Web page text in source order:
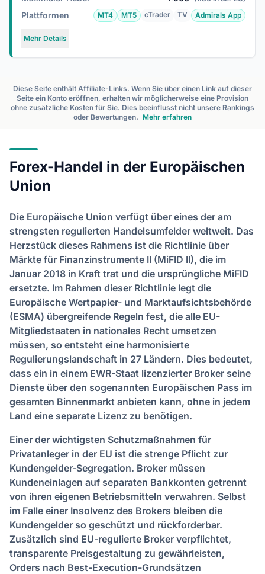
Plattformen MT4 MT5 cTrader TV Admirals App
Mehr Details
Diese Seite enthält Affiliate-Links. Wenn Sie über einen Link auf dieser
Seite ein Konto eröffnen, erhalten wir möglicherweise eine Provision
ohne zusätzliche Kosten für Sie. Dies beeinflusst nicht unsere Rankings
oder Bewertungen. Mehr erfahren
Forex-Handel in der Europäischen
Union
Die Europäische Union verfügt über eines der am
strengsten regulierten Handelsumfelder weltweit. Das
Herzstück dieses Rahmens ist die Richtlinie über
Märkte für Finanzinstrumente II (MiFID II), die im
Januar 2018 in Kraft trat und die ursprüngliche MiFID
ersetzte. Im Rahmen dieser Richtlinie legt die
Europäische Wertpapier- und Marktaufsichtsbehörde
(ESMA) übergreifende Regeln fest, die alle EU-
Mitgliedstaaten in nationales Recht umsetzen
müssen, so entsteht eine harmonisierte
Regulierungslandschaft in 27 Ländern. Dies bedeutet,
dass ein in einem EWR-Staat lizenzierter Broker seine
Dienste über den sogenannten Europäischen Pass im
gesamten Binnenmarkt anbieten kann, ohne in jedem
Land eine separate Lizenz zu benötigen.
Einer der wichtigsten Schutzmaßnahmen für
Privatanleger in der EU ist die strenge Pflicht zur
Kundengelder-Segregation. Broker müssen
Kundeneinlagen auf separaten Bankkonten getrennt
von ihren eigenen Betriebsmitteln verwahren. Selbst
im Falle einer Insolvenz des Brokers bleiben die
Kundengelder so geschützt und rückforderbar.
Zusätzlich sind EU-regulierte Broker verpflichtet,
transparente Preisgestaltung zu gewährleisten,
Orders nach Best-Execution-Grundsätzen